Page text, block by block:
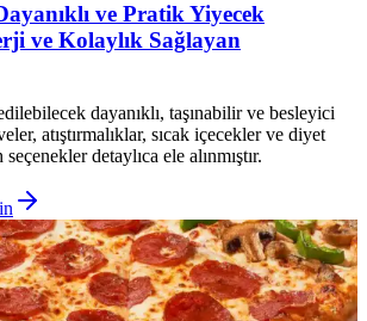
ve Pratik Yiyecek
ve Kolaylık Sağlayan
dayanıklı, taşınabilir ve besleyici
atıştırmalıklar, sıcak içecekler ve diyet
detaylıca ele alınmıştır.